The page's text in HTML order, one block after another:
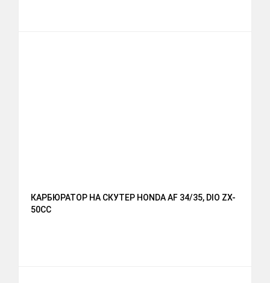
КАРБЮРАТОР НА СКУТЕР HONDA AF 34/35, DIO ZX-
50CC